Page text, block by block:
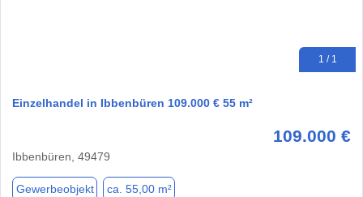
1 / 1
Einzelhandel in Ibbenbüren 109.000 € 55 m²
109.000 €
Ibbenbüren, 49479
Gewerbeobjekt ca. 55,00 m²